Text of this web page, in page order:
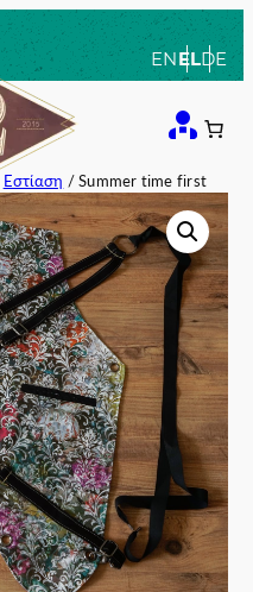
ENELDE
Εστίαση / Summer time first